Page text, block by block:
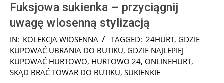
Fuksjowa sukienka – przyciągnij
uwagę wiosenną stylizacją
2025-
03-
27
IN: KOLEKCJA WIOSENNA TAGGED: 24HURT, GDZIE
KUPOWAĆ UBRANIA DO BUTIKU, GDZIE NAJLEPIEJ
KUPOWAĆ HURTOWO, HURTOWO 24, ONLINEHURT,
SKĄD BRAĆ TOWAR DO BUTIKU, SUKIENKIE